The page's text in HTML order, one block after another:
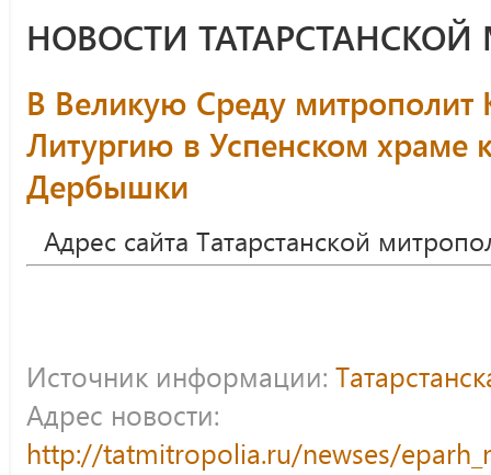
НОВОСТИ
В Великую Среду митрополит
Литургию в Успенском храме
Дербышки
Адрес сайта Татарстанской
Источник информации:
Адрес новости:
http://tatmitropolia.ru/newses/